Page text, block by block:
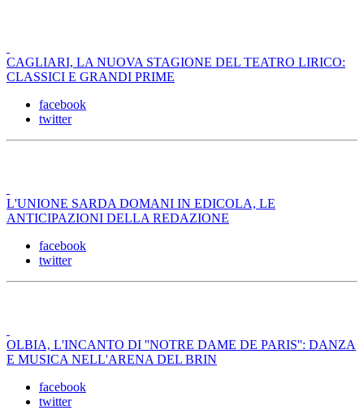
CAGLIARI, LA NUOVA STAGIONE DEL TEATRO LIRICO:
CLASSICI E GRANDI PRIME
facebook
twitter
L'UNIONE SARDA DOMANI IN EDICOLA, LE
ANTICIPAZIONI DELLA REDAZIONE
facebook
twitter
OLBIA, L'INCANTO DI ''NOTRE DAME DE PARIS'': DANZA
E MUSICA NELL'ARENA DEL BRIN
facebook
twitter